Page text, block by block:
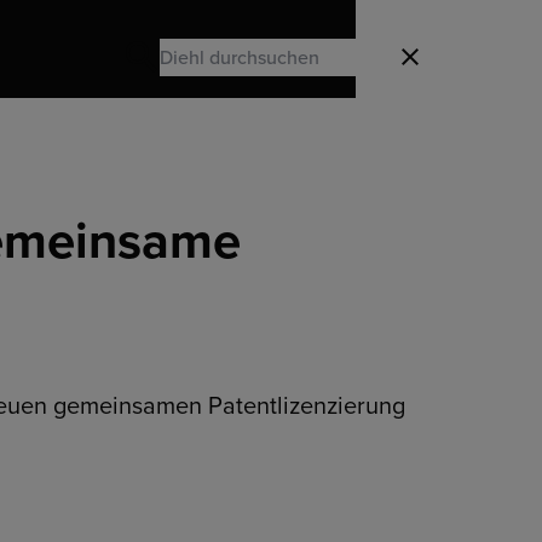
Search
gemeinsamen Patentlizenzierung